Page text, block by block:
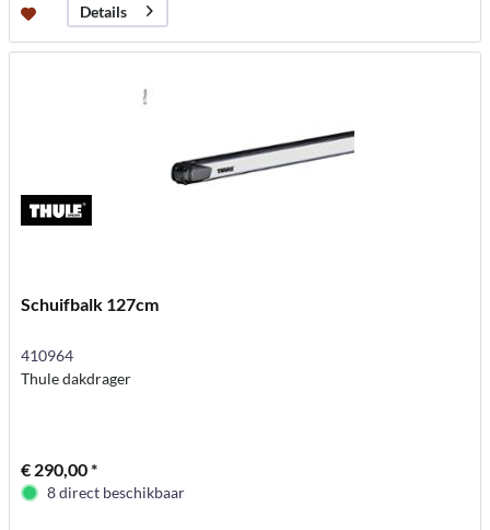
Details
Schuifbalk 127cm
410964
Thule dakdrager
€ 290,00 *
8 direct beschikbaar